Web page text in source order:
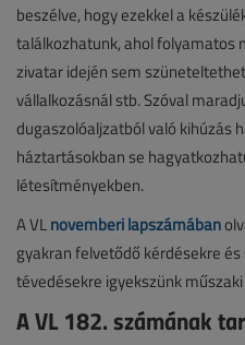
beszélve, hogy ezekkel a
találkozhatunk, ahol folyamatos
zivatar idején sem
vállalkozásnál stb. Szóval
dugaszolóaljzatból való kihúzás
háztartásokban se
létesítményekben.
A VLnovemberi lapszámában
gyakran felvetődő kérdésekre
tévedésekre igyekszünk
A VL 182. számának